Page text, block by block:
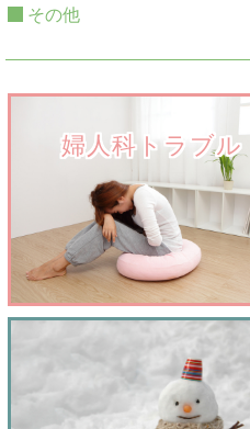
その他
婦人科トラブル